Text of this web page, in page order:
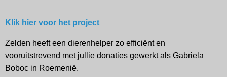
Klik hier voor het project
Zelden heeft een dierenhelper zo efficiënt en
vooruitstrevend met jullie donaties gewerkt als Gabriela
Boboc in Roemenië.